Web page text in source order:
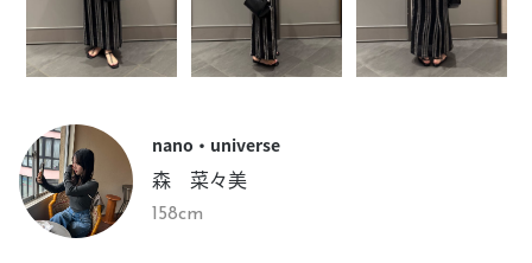
nano・universe
森 菜々美
158cm